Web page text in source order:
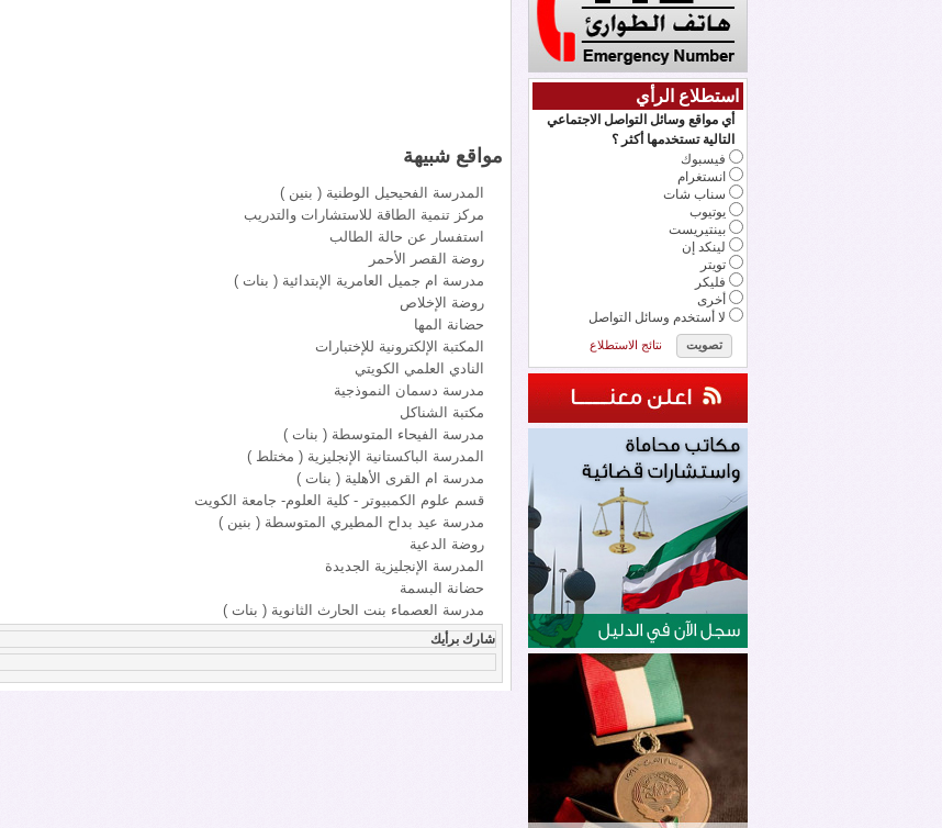
استطلاع الرأي
أي مواقع وسائل التواصل الاجتماعي
التالية تستخدمها أكثر ؟
فيسبوك
انستغرام
سناب شات
يوتيوب
بينتيريست
لينكد إن
تويتر
فليكر
أخرى
لا أستخدم وسائل التواصل
نتائج الاستطلاع
مواقع شبيهة
المدرسة الفحيحيل الوطنية ( بنين )
مركز تنمية الطاقة للاستشارات والتدريب
استفسار عن حالة الطالب
روضة القصر الأحمر
مدرسة ام جميل العامرية الإبتدائية ( بنات )
روضة الإخلاص
حضانة المها
المكتبة الإلكترونية للإختبارات
النادي العلمي الكويتي
مدرسة دسمان النموذجية
مكتبة الشناكل
مدرسة الفيحاء المتوسطة ( بنات )
المدرسة الباكستانية الإنجليزية ( مختلط )
مدرسة ام القرى الأهلية ( بنات )
قسم علوم الكمبيوتر - كلية العلوم- جامعة الكويت
مدرسة عيد بداح المطيري المتوسطة ( بنين )
روضة الدعية
المدرسة الإنجليزية الجديدة
حضانة البسمة
مدرسة العصماء بنت الحارث الثانوية ( بنات )
شارك برأيك